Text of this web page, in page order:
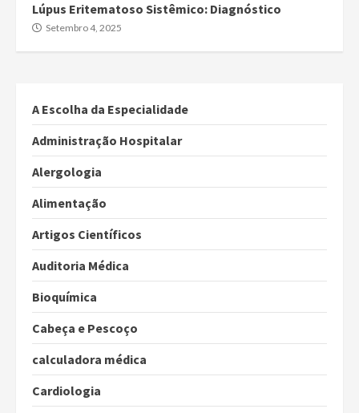
Lúpus Eritematoso Sistêmico: Diagnóstico
Setembro 4, 2025
A Escolha da Especialidade
Administração Hospitalar
Alergologia
Alimentação
Artigos Científicos
Auditoria Médica
Bioquímica
Cabeça e Pescoço
calculadora médica
Cardiologia